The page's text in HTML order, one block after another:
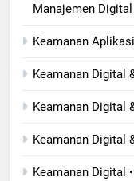
Manajemen Digital
Keamanan
Keamanan Digital
Keamanan Digital
Keamanan Digital
Keamanan Digital